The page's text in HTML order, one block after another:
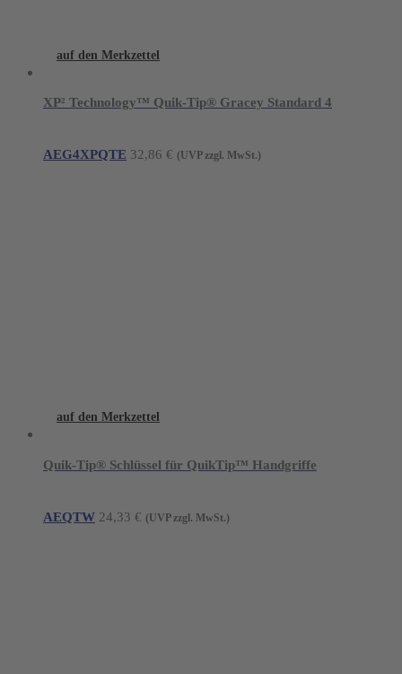
auf den Merkzettel
XP² Technology™ Quik-Tip® Gracey Standard 4
AEG4XPQTE 32,86 € (UVP zzgl. MwSt.)
auf den Merkzettel
Quik-Tip® Schlüssel für QuikTip™ Handgriffe
AEQTW 24,33 € (UVP zzgl. MwSt.)